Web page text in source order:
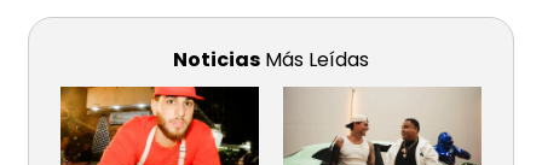
Noticias Más Leídas